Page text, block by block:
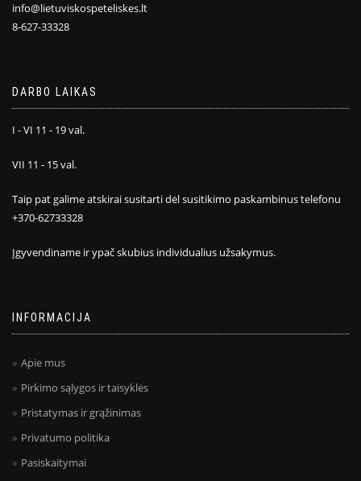
info@lietuviskospeteliskes.lt
8-627-33328
DARBO LAIKAS
I - VI 11 - 19 val.
VII 11 - 15 val.
Taip pat galime atskirai susitarti dėl susitikimo paskambinus telefonu
+370-62733328
Įgyvendiname ir ypač skubius individualius užsakymus.
INFORMACIJA
Apie mus
Pirkimo sąlygos ir taisyklės
Pristatymas ir grąžinimas
Privatumo politika
Pasiskaitymai